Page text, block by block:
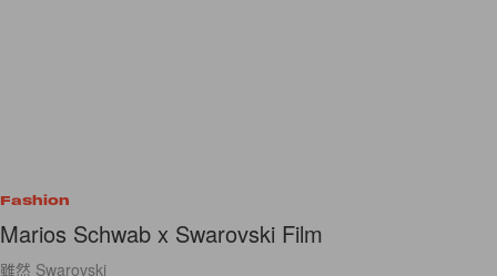
Fashion
Marios Schwab x Swarovski Film
雖然 Swarovski